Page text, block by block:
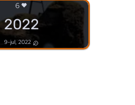
6
2022
9-jul, 2022